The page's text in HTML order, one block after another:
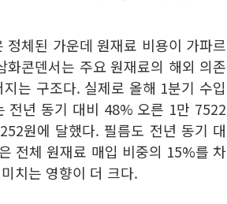
체된 가운데 원재료 비용이 가파르
콘덴서는 주요 원재료의 해외 의존
는 구조다. 실제로 올해 1분기 수입
전년 동기 대비 48% 오른 1만 7522
원에 달했다. 필름도 전년 동기 대
전체 원재료 매입 비중의 15%를 차
치는 영향이 더 크다.